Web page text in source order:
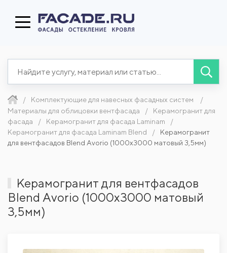
Комплектующие для навесных фасадных систем
Материалы для облицовки вентфасада
Керамогранит для
фасада
Керамогранит для фасада Laminam
Керамогранит для фасада Laminam Blend
Керамогранит
для вентфасадов Blend Avorio (1000x3000 матовый 3,5мм)
Керамогранит для вентфасадов
Blend Avorio (1000x3000 матовый
3,5мм)